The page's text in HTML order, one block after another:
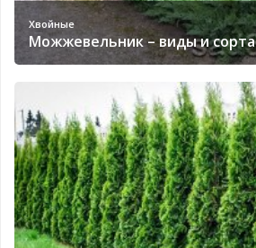
Хвойные
Можжевельник – виды и сорта